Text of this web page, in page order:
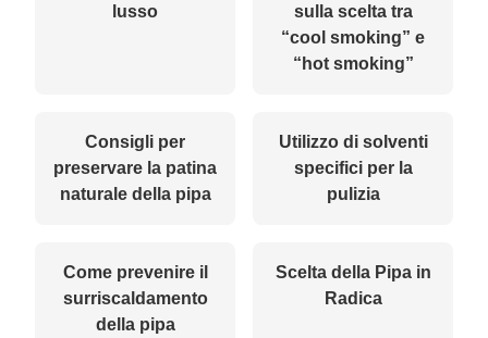
lusso
sulla scelta tra
“cool smoking” e
“hot smoking”
Consigli per
preservare la patina
naturale della pipa
Utilizzo di solventi
specifici per la
pulizia
Come prevenire il
surriscaldamento
della pipa
Scelta della Pipa in
Radica